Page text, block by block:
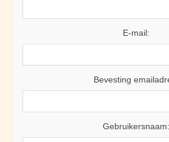
E-mail:
Bevesting
Gebruikersnaam: